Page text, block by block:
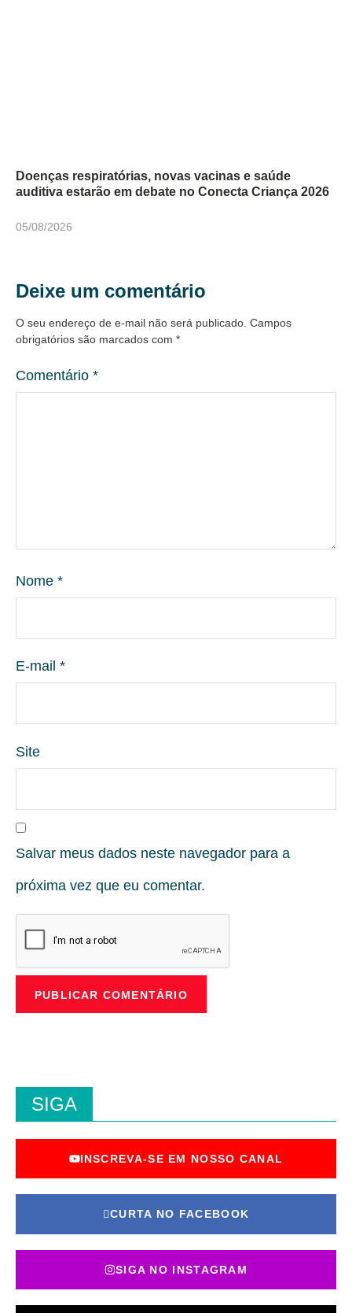
Doenças respiratórias, novas vacinas e saúde
auditiva estarão em debate no Conecta Criança 2026
05/08/2026
Deixe um comentário
O seu endereço de e-mail não será publicado. Campos
obrigatórios são marcados com *
Comentário *
Nome *
E-mail *
Site
Salvar meus dados neste navegador para a
próxima vez que eu comentar.
SIGA
INSCREVA-SE EM NOSSO CANAL
CURTA NO FACEBOOK
SIGA NO INSTAGRAM